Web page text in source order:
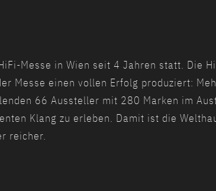
Messe in Wien seit 4 Jahren statt. Die
Messe einen vollen Erfolg produziert:
66 Aussteller mit 280 Marken im
Klang zu erleben. Damit ist die
reicher.